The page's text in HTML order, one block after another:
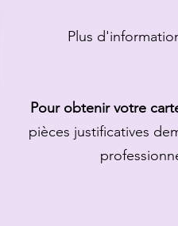
Plus
Pour obtenir votre
pièces justificatives